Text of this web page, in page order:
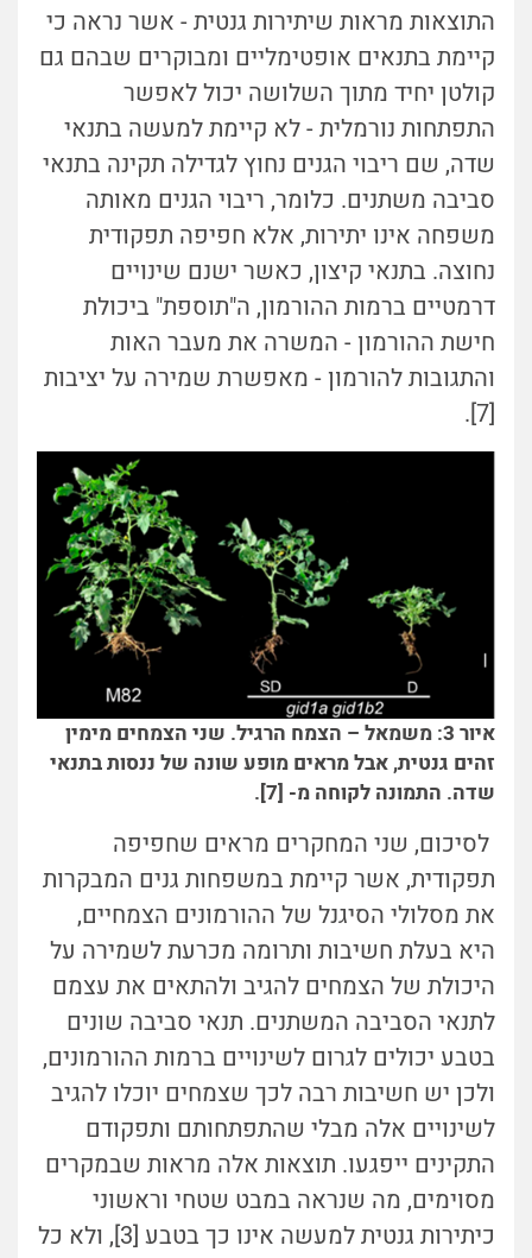
התוצאות מראות שיתירות גנטית - אשר נראה כי
קיימת בתנאים אופטימליים ומבוקרים שבהם גם
קולטן יחיד מתוך השלושה יכול לאפשר
התפתחות נורמלית - לא קיימת למעשה בתנאי
שדה, שם ריבוי הגנים נחוץ לגדילה תקינה בתנאי
סביבה משתנים. כלומר, ריבוי הגנים מאותה
משפחה אינו יתירות, אלא חפיפה תפקודית
נחוצה. בתנאי קיצון, כאשר ישנם שינויים
דרמטיים ברמות ההורמון, ה"תוספת" ביכולת
חישת ההורמון - המשרה את מעבר האות
והתגובות להורמון - מאפשרת שמירה על יציבות
[7].
איור 3: משמאל – הצמח הרגיל. שני הצמחים מימין
זהים גנטית, אבל מראים מופע שונה של ננסות בתנאי
שדה. התמונה לקוחה מ- [7].
לסיכום, שני המחקרים מראים שחפיפה
תפקודית, אשר קיימת במשפחות גנים המבקרות
את מסלולי הסיגנל של ההורמונים הצמחיים,
היא בעלת חשיבות ותרומה מכרעת לשמירה על
היכולת של הצמחים להגיב ולהתאים את עצמם
לתנאי הסביבה המשתנים. תנאי סביבה שונים
בטבע יכולים לגרום לשינויים ברמות ההורמונים,
ולכן יש חשיבות רבה לכך שצמחים יוכלו להגיב
לשינויים אלה מבלי שהתפתחותם ותפקודם
התקינים ייפגעו. תוצאות אלה מראות שבמקרים
מסוימים, מה שנראה במבט שטחי וראשוני
כיתירות גנטית למעשה אינו כך בטבע [3], ולא כל